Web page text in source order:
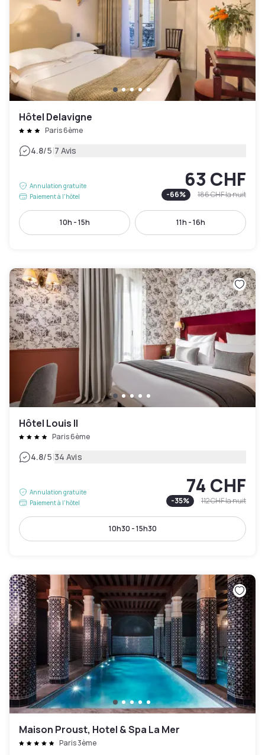
Hôtel Delavigne
Paris 6ème
4.8/5|7 Avis
Annulation gratuite
Paiement à l'hôtel
63 CHF
-66% 186 CHFla nuit
10h - 15h 11h - 16h
Hôtel Louis II
Paris 6ème
4.8/5|34 Avis
Annulation gratuite
Paiement à l'hôtel
74 CHF
-35% 112 CHFla nuit
10h30 - 15h30
Maison Proust, Hotel & Spa La Mer
Paris 3ème